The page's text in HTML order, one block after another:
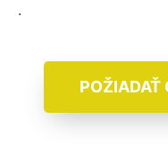
.
POŽIADAŤ